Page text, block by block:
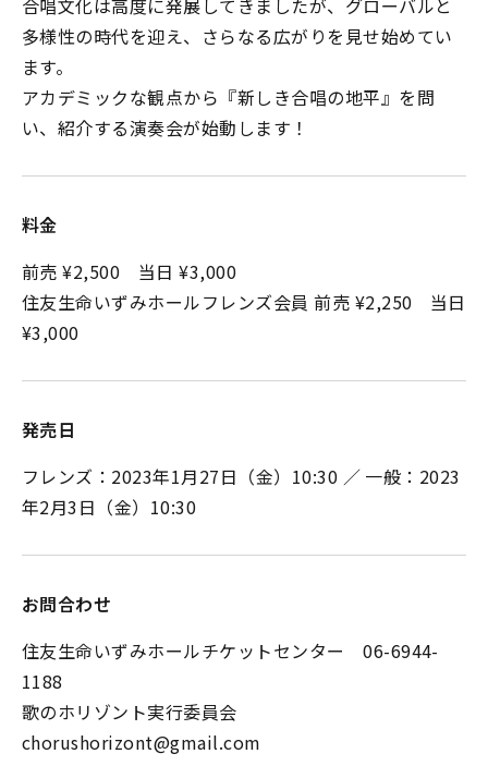
多様性の時代を迎え、さらなる広がりを見せ始めてい
ます。
アカデミックな観点から『新しき合唱の地平』を問
い、紹介する演奏会が始動します！
料金
前売 ¥2,500 当日 ¥3,000
住友生命いずみホールフレンズ会員 前売 ¥2,250 当日
¥3,000
発売日
フレンズ：2023年1月27日（金）10:30 ／ 一般：2023
年2月3日（金）10:30
お問合わせ
住友生命いずみホールチケットセンター 06-6944-
1188
歌のホリゾント実行委員会
chorushorizont@gmail.com